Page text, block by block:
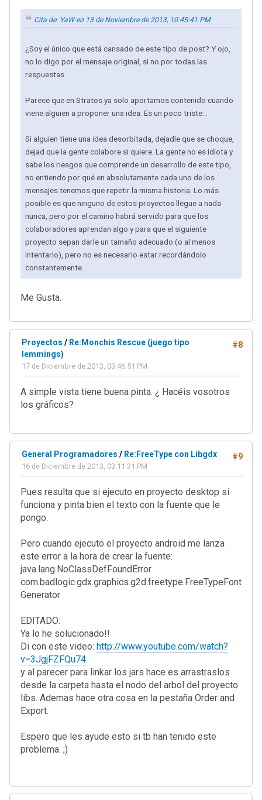
Cita de: YaW en 13 de Noviembre de 2013, 10:45:41 PM
¿Soy el único que está cansado de este tipo de post? Y ojo,
no lo digo por el mensaje original, si no por todas las
respuestas.
Parece que en Stratos ya solo aportamos contenido cuando
viene alguien a proponer una idea. Es un poco triste...
Si alguien tiene una idea desorbitada, dejadle que se choque,
dejad que la gente colabore si quiere. La gente no es idiota y
sabe los riesgos que comprende un desarrollo de este tipo,
no entiendo por qué en absolutamente cada uno de los
mensajes tenemos que repetir la misma historia. Lo más
posible es que ninguno de estos proyectos llegue a nada
nunca, pero por el camino habrá servido para que los
colaboradores aprendan algo y para que el siguiente
proyecto sepan darle un tamaño adecuado (o al menos
intentarlo), pero no es necesario estar recordándolo
constantemente.
Me Gusta.
#8
Proyectos / Re:Monchis Rescue (juego tipo
lemmings)
17 de Diciembre de 2013, 03:46:51 PM
A simple vista tiene buena pinta. ¿ Hacéis vosotros
los gráficos?
#9
General Programadores / Re:FreeType con Libgdx
16 de Diciembre de 2013, 03:11:31 PM
Pues resulta que si ejecuto en proyecto desktop si
funciona y pinta bien el texto con la fuente que le
pongo.
Pero cuando ejecuto el proyecto android me lanza
este error a la hora de crear la fuente:
java.lang.NoClassDefFoundError
com.badlogic.gdx.graphics.g2d.freetype.FreeTypeFont
Generator
EDITADO:
Ya lo he solucionado!!
Di con este video: http://www.youtube.com/watch?
v=3JgjFZFQu74
y al parecer para linkar los jars hace es arrastraslos
desde la carpeta hasta el nodo del arbol del proyecto
libs. Ademas hace otra cosa en la pestaña Order and
Export.
Espero que les ayude esto si tb han tenido este
problema. ;)